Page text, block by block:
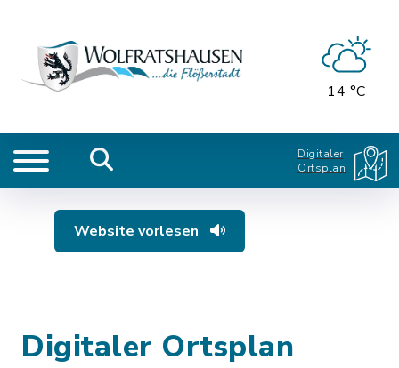
14 °C
Digitaler
Ortsplan
Website vorlesen
Digitaler Ortsplan